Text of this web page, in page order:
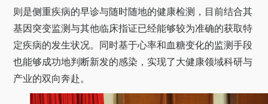
则是侧重疾病的早诊与随时随地的健康检测，目前结合其
基因突变监测与其他临床指证已经能够较为准确的获取特
定疾病的发生状况。同时基于心率和血糖变化的监测手段
也能够成功地判断新发的感染，实现了大健康领域科研与
产业的双向奔赴。